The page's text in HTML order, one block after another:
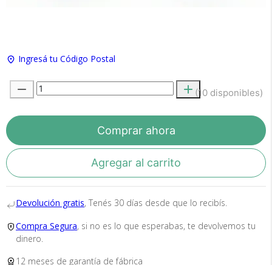
Ingresá tu Código Postal
(10 disponibles)
Comprar ahora
Agregar al carrito
Devolución gratis, Tenés 30 días desde que lo recibís.
Compra Segura, si no es lo que esperabas, te devolvemos tu
dinero.
12 meses de garantía de fábrica
Recibí el producto que esperabas o
En Bidcom te aseguramos recibir el producto
que esperabas o te devolvemos el 100% de tu
dinero!